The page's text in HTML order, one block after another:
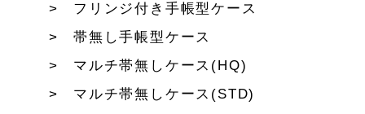
フリンジ付き手帳型ケース
帯無し手帳型ケース
マルチ帯無しケース(HQ)
マルチ帯無しケース(STD)